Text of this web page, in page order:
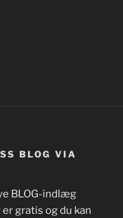
BLOG VIA
BLOG-indlæg
gratis og du kan